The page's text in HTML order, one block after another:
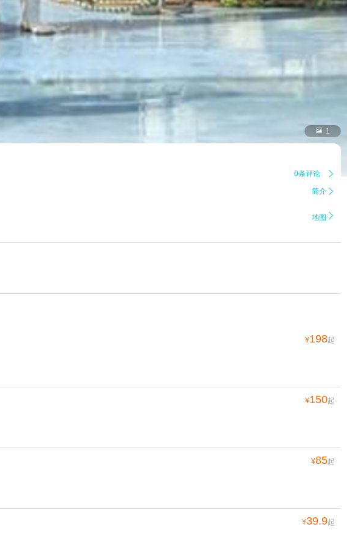
 1
0条评论 
简介 
地图 
¥198起
¥150起
¥85起
¥39.9起